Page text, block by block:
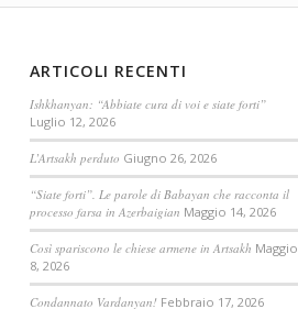
ARTICOLI RECENTI
Ishkhanyan: “Abbiate cura di voi e siate forti”
Luglio 12, 2026
L’Artsakh perduto Giugno 26, 2026
“Siate forti”. Le parole di Babayan che racconta il
processo farsa in Azerbaigian Maggio 14, 2026
Così spariscono le chiese armene in Artsakh Maggio
8, 2026
Condannato Vardanyan! Febbraio 17, 2026